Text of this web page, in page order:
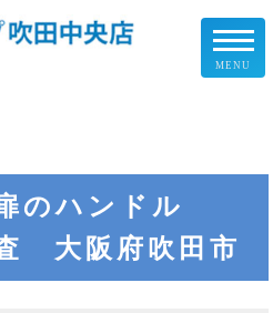
お客様の声
施工事例
MENU
のハンドル
大阪府吹田市